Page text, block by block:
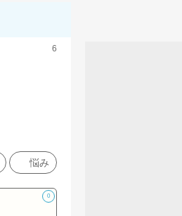
6
悩み
0